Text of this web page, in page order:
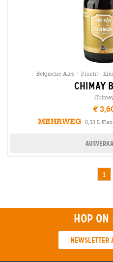
Belgische Ales | Frucht-,
chimay
€
MEHRWEG
0,33 L
1
Hop
Newsletter